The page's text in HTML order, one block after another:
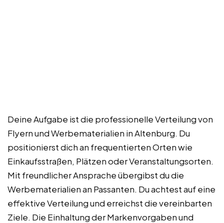
Deine Aufgabe ist die professionelle Verteilung von
Flyern und Werbematerialien in Altenburg. Du
positionierst dich an frequentierten Orten wie
Einkaufsstraßen, Plätzen oder Veranstaltungsorten.
Mit freundlicher Ansprache übergibst du die
Werbematerialien an Passanten. Du achtest auf eine
effektive Verteilung und erreichst die vereinbarten
Ziele. Die Einhaltung der Markenvorgaben und